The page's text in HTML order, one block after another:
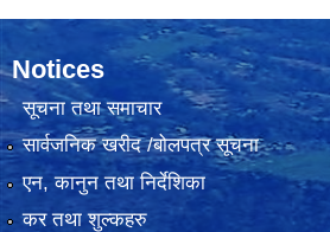
Notices
सूचना तथा समाचार
सार्वजनिक खरीद /बोलपत्र सूचना
एन, कानुन तथा निर्देशिका
कर तथा शुल्कहरु